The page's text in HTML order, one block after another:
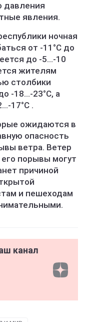
давления
явления.
ночная
от -11°С до
до -5...-10
жителям
столбики
-18...-23°С, а
17°С .
ожидаются в
опасность
ветра. Ветер
порывы могут
причиной
и пешеходам
канал